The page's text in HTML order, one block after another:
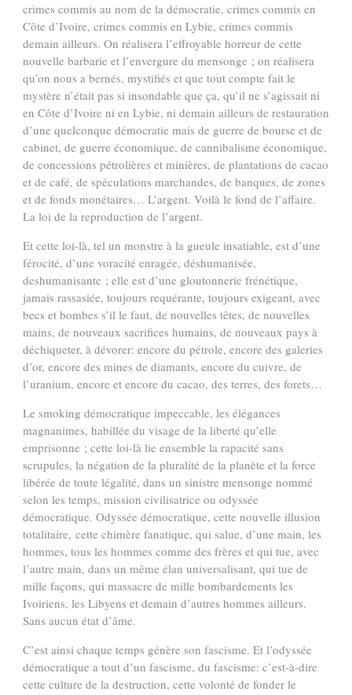
crimes commis au nom de la démocratie, crimes commis en
Côte d’Ivoire, crimes commis en Lybie, crimes commis
demain ailleurs. On réalisera l’effroyable horreur de cette
nouvelle barbarie et l’envergure du mensonge ; on réalisera
qu’on nous a bernés, mystifiés et que tout compte fait le
mystère n’était pas si insondable que ça, qu’il ne s’agissait ni
en Côte d’Ivoire ni en Lybie, ni demain ailleurs de restauration
d’une quelconque démocratie mais de guerre de bourse et de
cabinet, de guerre économique, de cannibalisme économique,
de concessions pétrolières et minières, de plantations de cacao
et de café, de spéculations marchandes, de banques, de zones
et de fonds monétaires… L’argent. Voilà le fond de l’affaire.
La loi de la reproduction de l’argent.
Et cette loi-là, tel un monstre à la gueule insatiable, est d’une
férocité, d’une voracité enragée, déshumanisée,
deshumanisante ; elle est d’une gloutonnerie frénétique,
jamais rassasiée, toujours requérante, toujours exigeant, avec
becs et bombes s’il le faut, de nouvelles têtes, de nouvelles
mains, de nouveaux sacrifices humains, de nouveaux pays à
déchiqueter, à dévorer: encore du pétrole, encore des galeries
d’or, encore des mines de diamants, encore du cuivre, de
l’uranium, encore et encore du cacao, des terres, des forets…
Le smoking démocratique impeccable, les élégances
magnanimes, habillée du visage de la liberté qu’elle
emprisonne ; cette loi-là lie ensemble la rapacité sans
scrupules, la négation de la pluralité de la planète et la force
libérée de toute légalité, dans un sinistre mensonge nommé
selon les temps, mission civilisatrice ou odyssée
démocratique. Odyssée démocratique, cette nouvelle illusion
totalitaire, cette chimère fanatique, qui salue, d’une main, les
hommes, tous les hommes comme des frères et qui tue, avec
l’autre main, dans un même élan universalisant, qui tue de
mille façons, qui massacre de mille bombardements les
Ivoiriens, les Libyens et demain d’autres hommes ailleurs.
Sans aucun état d’âme.
C’est ainsi chaque temps génère son fascisme. Et l’odyssée
démocratique a tout d’un fascisme, du fascisme: c’est-à-dire
cette culture de la destruction, cette volonté de fonder le